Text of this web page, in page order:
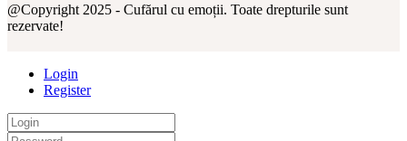
@Copyright 2025 - Cufărul cu emoții. Toate drepturile sunt
rezervate!
Login
Register